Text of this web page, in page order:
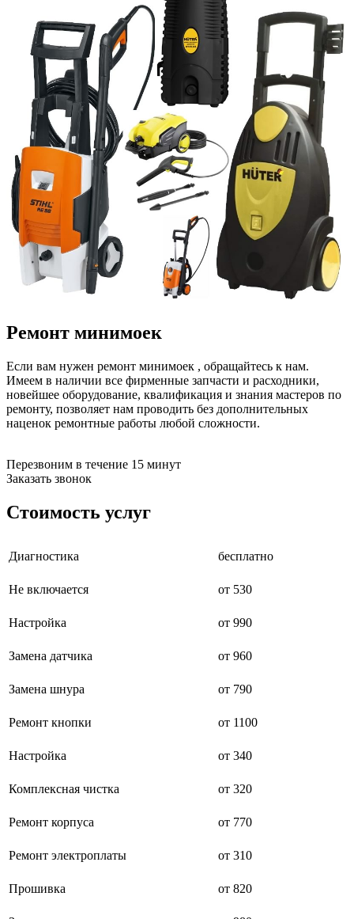
авто акустики, автомобильной акустики
авто мониторов
автохолодильников
автокондиционера
автоматики для генераторов
автоматики управления
автоматики вентустановок
автомобильных телевизоров
автомоек
автотрансформаторов
багги
бактерицидной лампы
беговых дорожек
бензобуров
бензогенераторов
бензоножниц
бензопил
бензорезов
бензорезов
беспроводных систем мониторинга
беспроводных систем презентаций
безменов
биноклей
блендеров
блинниц
блоков автоматики насосов
блоков диспетчеризации
блоков подключения
блоков управления
брошюраторов
буферных накопителей
бутербродниц
чайников
чебуречниц
чиллеров
датчиков протечки
дегидраторов
депозитных машин
Ремонт минимоек
Если вам нужен ремонт минимоек , обращайтесь к нам.
Имеем в наличии все фирменные запчасти и расходники,
новейшее оборудование, квалификация и знания мастеров по
ремонту, позволяет нам проводить без дополнительных
наценок ремонтные работы любой сложности.
Перезвоним в течение 15 минут
Заказать звонок
Стоимость услуг
Диагностика бесплатно
Не включается от 530
Настройка от 990
Замена датчика от 960
Замена шнура от 790
Ремонт кнопки от 1100
Настройка от 340
Комплексная чистка от 320
Ремонт корпуса от 770
Ремонт электроплаты от 310
Прошивка от 820